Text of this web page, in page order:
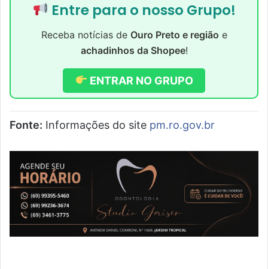
Entre para o nosso Grupo!
Receba notícias de Ouro Preto e região e
achadinhos da Shopee!
ENTRAR NO GRUPO
Fonte: Informações do site pm.ro.gov.br